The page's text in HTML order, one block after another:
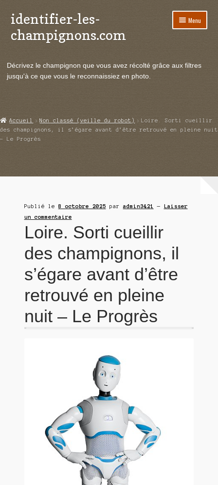
Aller
à
la
Aller
au
contenu
identifier-les-
champignons.com
Menu
le
Actualités
menu
enfant
Echanges et contacts
Ouvrir
le
Mycologie
Décrivez le champignon que vous avez récolté grâce aux filtres
jusqu'à ce que vous le reconnaissiez en photo.
Accueil Non classé (veille du robot)
Loire. Sorti cueillir
des champignons, il s’égare avant d’être retrouvé en pleine nuit
– Le Progrès
Publié le8 octobre 2025 paradmin3421 — Laisser
un commentaire
Loire. Sorti cueillir
des champignons, il
s’égare avant d’être
retrouvé en pleine
nuit – Le Progrès